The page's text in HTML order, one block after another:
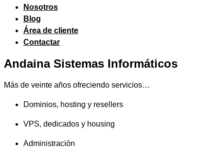
Nosotros
Blog
Área de cliente
Contactar
Andaina Sistemas Informáticos
Más de veinte años ofreciendo servicios…
Dominios, hosting y resellers
VPS, dedicados y housing
Administración